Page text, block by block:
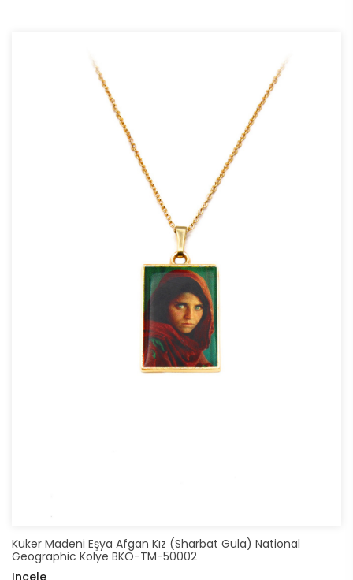
Kuker Madeni Eşya Afgan Kız (Sharbat Gula) National
Geographic Kolye BKO-TM-50002